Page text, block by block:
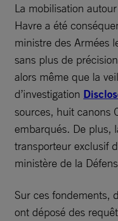
La mobilisation
Havre a été
ministre des Armées
sans plus de
alors même que la
d’investigation
sources, huit canons
embarqués. De plus,
transporteur exclusif
ministère de la
Sur ces fondements,
ont déposé des